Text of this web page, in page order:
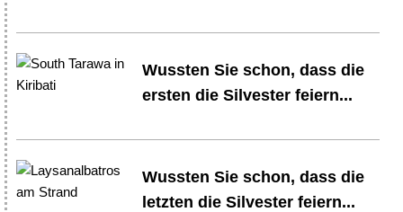
Wussten Sie schon, dass die
ersten die Silvester feiern...
Wussten Sie schon, dass die
letzten die Silvester feiern...